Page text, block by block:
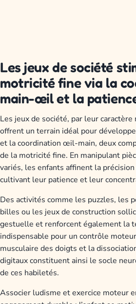
Les jeux de société
motricité fine via la
main-œil et la
Les jeux de société, par leur
offrent un terrain idéal pour
et la coordination œil-main, deux
de la motricité fine. En manipulant
variés, les enfants affinent la
cultivant leur patience et leur
Des activités comme les puzzles, les
billes ou les jeux de construction
gestuelle et renforcent également la
indispensable pour un contrôle
musculaire des doigts et la
digitaux constituent ainsi le socle
de ces habiletés.
Associer ludisme et exercice moteur